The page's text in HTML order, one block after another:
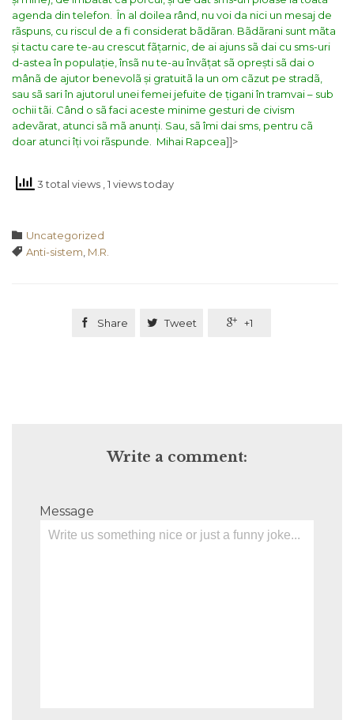
agenda din telefon. În al doilea rând, nu voi da nici un mesaj de
rãspuns, cu riscul de a fi considerat bãdãran. Bãdãrani sunt mãta
și tactu care te-au crescut fãțarnic, de ai ajuns sã dai cu sms-uri
d-astea în populație, însã nu te-au învãțat sã oprești sã dai o
mânã de ajutor benevolã și gratuitã la un om cãzut pe stradã,
sau sã sari în ajutorul unei femei jefuite de țigani în tramvai – sub
ochii tãi. Când o sã faci aceste minime gesturi de civism
adevãrat, atunci sã mã anunți. Sau, sã îmi dai sms, pentru cã
doar atunci îți voi rãspunde.
Mihai Rapcea]]>
3 total views , 1 views today
 Category
Uncategorized
 Tags
Anti-sistem M.R.
 Share  Tweet  +1
Write a comment:
Message